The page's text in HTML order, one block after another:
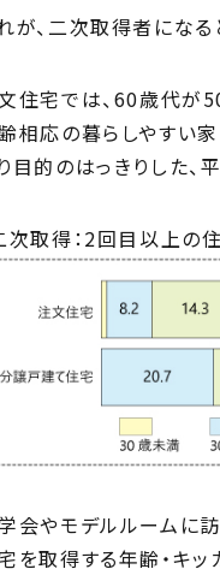
が、二次取得者になる
住宅では、60歳代が
相応の暮らしやすい家
目的のはっきりした、
次取得：2回目以上の
会やモデルルームに
を取得する年齢・キッ